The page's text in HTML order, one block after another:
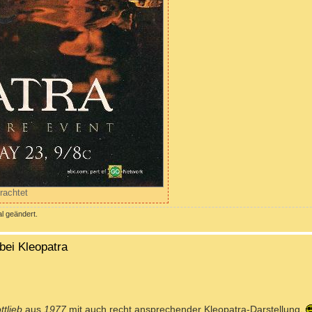
geändert.
Kleopatra
aus 1977mit auch recht ansprechender Kleopatra-Darstellung.